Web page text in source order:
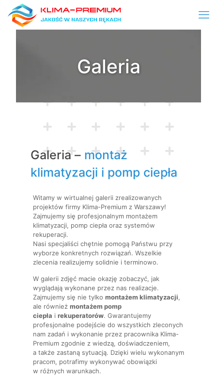
Galeria
Galeria – montaż
klimatyzacji i pomp ciepła
Witamy w wirtualnej galerii zrealizowanych
projektów firmy Klima-Premium z Warszawy!
Zajmujemy się profesjonalnym montażem
klimatyzacji, pomp ciepła oraz systemów
rekuperacji.
Nasi specjaliści chętnie pomogą Państwu przy
wyborze konkretnych rozwiązań. Wszelkie
zlecenia realizujemy solidnie i terminowo.
W galerii zdjęć macie okazję zobaczyć, jak
wyglądają wykonane przez nas realizacje.
Zajmujemy się nie tylko montażem klimatyzacji,
ale również montażem pomp
ciepła i rekuperatorów. Gwarantujemy
profesjonalne podejście do wszystkich zleconych
nam zadań i wykonanie przez pracownika Klima-
Premium zgodnie z wiedzą, doświadczeniem,
a także zastaną sytuacją. Dzięki wielu wykonanym
pracom, potrafimy wykonywać obowiązki
w różnych warunkach.